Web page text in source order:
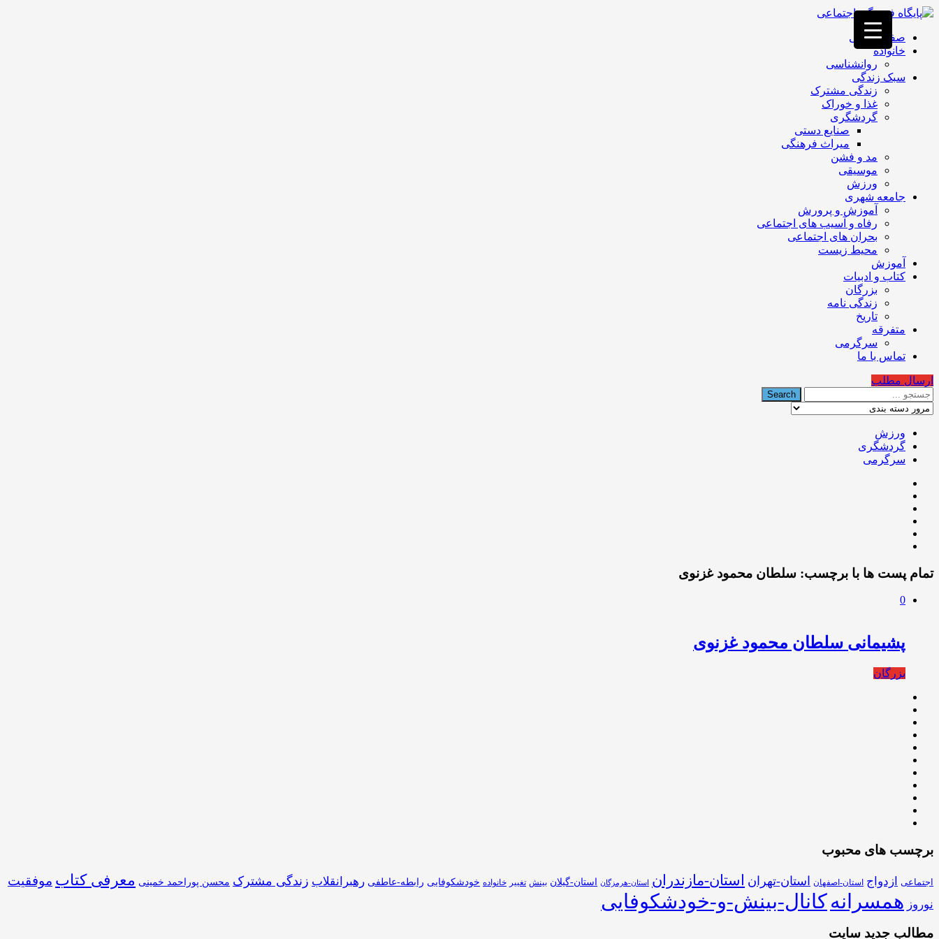
فصد
غرب
تهران
خشکشویی
تصفیه
تهران
صفحه اصلی
خانواده
روانشناسی
سبک زندگی
زندگی مشترک
غذا و خوراک
گردشگری
صنایع دستی
میراث فرهنگی
مد و فشن
موسیقی
ورزش
جامعه شهری
آموزش و پرورش
رفاه و آسیب های اجتماعی
بحران های اجتماعی
محیط زیست
آموزش
کتاب و ادبیات
بزرگان
زندگی نامه
تاریخ
متفرقه
سرگرمی
تماس با ما
ارسال مطلب
ورزش
گردشگری
سرگرمی
تمام پست ها با برچسب: سلطان محمود غزنوى
0
پشیمانی سلطان محمود غزنوى
بزرگان
برچسب های محبوب
اجتماعی ازدواج استان-اصفهان استان-تهران استان-مازندران استان-هرمزگان استان-گیلان بینش تغییر خانواده خودشکوفایی رابطه-عاطفی رهبرانقلاب زندگی مشترک محسن پوراحمد خمینی معرفی کتاب موفقیت
نوروز همسرانهکانال-بینش-و-خودشکوفایی
مطالب جدید سایت